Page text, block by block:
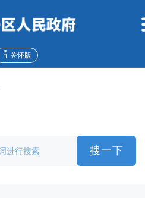
关怀版
搜一下